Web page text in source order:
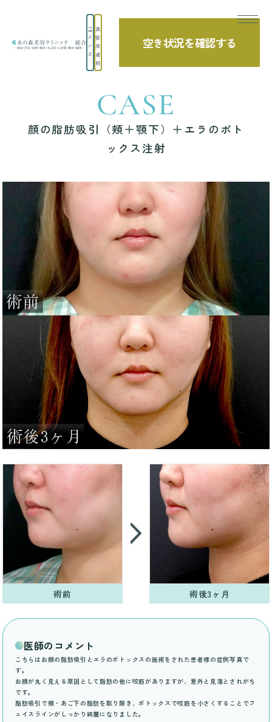
メ
ン
ズ
美
容
皮
膚
科
空き状況を確認する
TOP 症例写真 顔の脂肪吸引（頬＋顎下）＋エラのボトックス注射
CASE
顔の脂肪吸引（頬＋顎下）＋エラのボト
ックス注射
術前 術後3ヶ月
医師のコメント
こちらはお顔の脂肪吸引とエラのボトックスの施術をされた患者様の症例写真で
す。
お顔が丸く見える原因として脂肪の他に咬筋がありますが、意外と見落とされがち
です。
脂肪吸引で頬・あご下の脂肪を取り除き、ボトックスで咬筋を小さくすることでフ
ェイスラインがしっかり綺麗になりました。